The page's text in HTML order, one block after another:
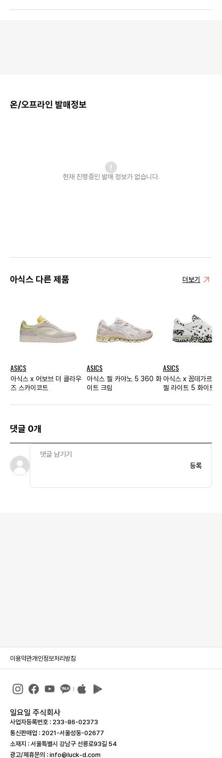
온/오프라인 발매정보
현재 진행중인 발매 정보가 없습니다.
아식스 다른 제품 더보기
ASICS
아식스 x 어보브 더 클라우
즈 스카이코트
ASICS
아식스 젤 카야노 5 360 화
이트 크림
ASICS
아식스 x 꼼데가르송
젤 라이트 5 화이트
댓글 0개
등록
이용약관개인정보처리방침
일요일 주식회사
사업자등록번호 : 233-86-023­73
통신판매업 : 2021-서울성동-02677
소재지 : 서울특별시 강남구 선릉로93길 54
광고/제휴문의 : info@luck-d.com